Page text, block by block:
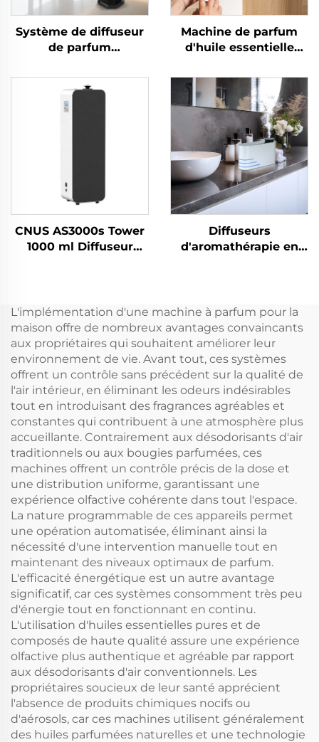
Système de diffuseur
de parfum
salle de bain/bureau
d'hôtel/salle de bain
commerciale CNUS
Machine de parfum
d'huile essentielle
S600 Diffuseur
d'arômes avec logo
personnalisé Contrôle
Wifi Machine de
désodorisant
électrique
CNUS AS3000s Tower
1000 ml Diffuseur
aérosol Machine de
parfum pour grande
pièce commerciale
Diffuseurs
d'aromathérapie en
Diffuseur d'huile
parfumée 360
Atomiseur sans eau
L'implémentation d'une machine à parfum pour la
maison offre de nombreux avantages convaincants
aux propriétaires qui souhaitent améliorer leur
environnement de vie. Avant tout, ces systèmes
offrent un contrôle sans précédent sur la qualité de
l'air intérieur, en éliminant les odeurs indésirables
tout en introduisant des fragrances agréables et
constantes qui contribuent à une atmosphère plus
accueillante. Contrairement aux désodorisants d'air
traditionnels ou aux bougies parfumées, ces
machines offrent un contrôle précis de la dose et
une distribution uniforme, garantissant une
expérience olfactive cohérente dans tout l'espace.
La nature programmable de ces appareils permet
une opération automatisée, éliminant ainsi la
nécessité d'une intervention manuelle tout en
maintenant des niveaux optimaux de parfum.
L'efficacité énergétique est un autre avantage
significatif, car ces systèmes consomment très peu
d'énergie tout en fonctionnant en continu.
L'utilisation d'huiles essentielles pures et de
composés de haute qualité assure une expérience
olfactive plus authentique et agréable par rapport
aux désodorisants d'air conventionnels. Les
propriétaires soucieux de leur santé apprécient
l'absence de produits chimiques nocifs ou
d'aérosols, car ces machines utilisent généralement
des huiles parfumées naturelles et une technologie